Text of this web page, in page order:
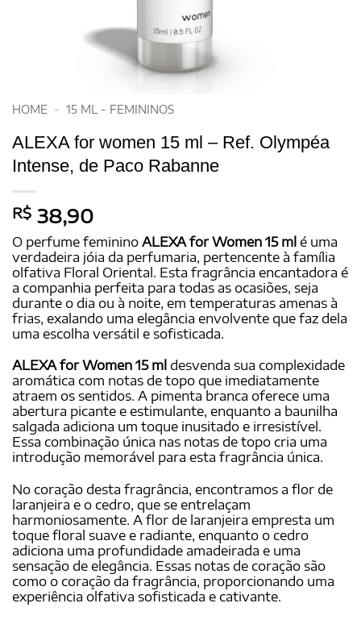
HOME - 15 ML - FEMININOS
ALEXA for women 15 ml – Ref. Olympéa
Intense, de Paco Rabanne
R$ 38,90
O perfume feminino ALEXA for Women 15 ml é uma
verdadeira jóia da perfumaria, pertencente à família
olfativa Floral Oriental. Esta fragrância encantadora é
a companhia perfeita para todas as ocasiões, seja
durante o dia ou à noite, em temperaturas amenas à
frias, exalando uma elegância envolvente que faz dela
uma escolha versátil e sofisticada.
ALEXA for Women 15 ml desvenda sua complexidade
aromática com notas de topo que imediatamente
atraem os sentidos. A pimenta branca oferece uma
abertura picante e estimulante, enquanto a baunilha
salgada adiciona um toque inusitado e irresistível.
Essa combinação única nas notas de topo cria uma
introdução memorável para esta fragrância única.
No coração desta fragrância, encontramos a flor de
laranjeira e o cedro, que se entrelaçam
harmoniosamente. A flor de laranjeira empresta um
toque floral suave e radiante, enquanto o cedro
adiciona uma profundidade amadeirada e uma
sensação de elegância. Essas notas de coração são
como o coração da fragrância, proporcionando uma
experiência olfativa sofisticada e cativante.